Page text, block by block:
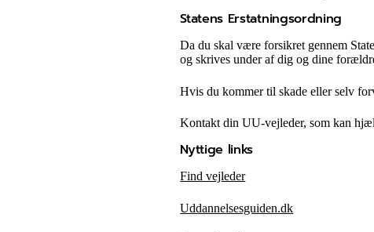
Statens Erstatningsordning
Da du skal være forsikret gennem
og skrives under af dig og dine
Hvis du kommer til skade eller selv
Kontakt din UU-vejleder, som kan
Nyttige links
Find vejleder
Uddannelsesguiden.dk